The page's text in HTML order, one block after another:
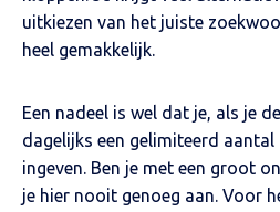
uitkiezen van het juiste
heel gemakkelijk.
Een nadeel is wel dat je, als je
dagelijks een gelimiteerd
ingeven. Ben je met een groot
je hier nooit genoeg aan. Voor